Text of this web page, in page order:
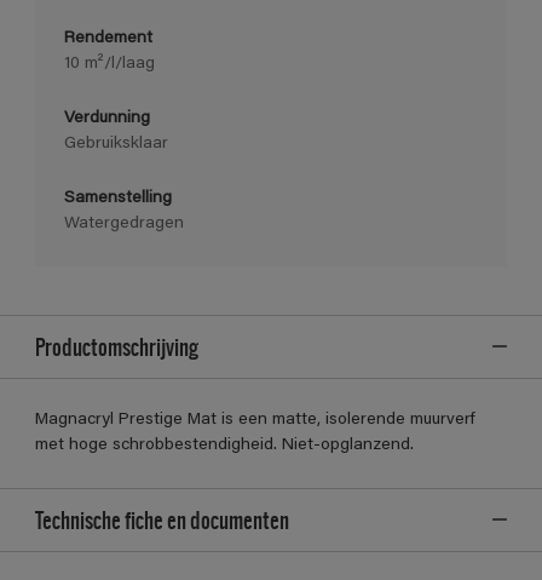
Rendement
10 m²/l/laag
Verdunning
Gebruiksklaar
Samenstelling
Watergedragen
Productomschrijving
Magnacryl Prestige Mat is een matte, isolerende muurverf
met hoge schrobbestendigheid. Niet-opglanzend.
Technische fiche en documenten